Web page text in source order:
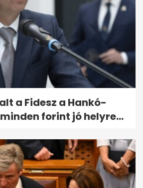
a Fidesz a Hankó-
forint jó helyre...